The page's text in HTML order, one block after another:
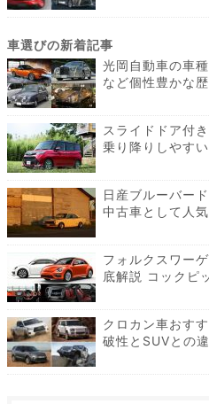
光岡自動車の車
など個性豊かな
スライドドア付
乗り降りしやす
日産ブルーバー
中古車として人
フォルクスワー
底解説 コックピ
クロカン車おす
破性とSUVとの